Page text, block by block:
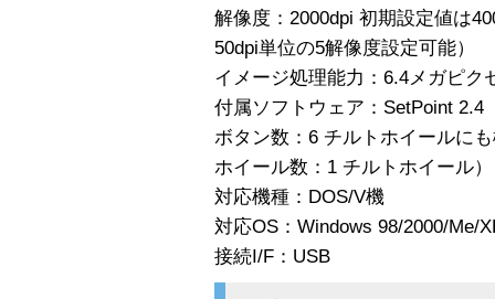
解像度：2000dpi 初期設定値は
50dpi単位の5解像度設定可能）
イメージ処理能力：6.4メガピク
付属ソフトウェア：SetPoint 2.4
ボタン数：6 チルトホイールに
ホイール数：1 チルトホイール）
対応機種：DOS/V機
対応OS：Windows 98/2000/Me/
接続I/F：USB